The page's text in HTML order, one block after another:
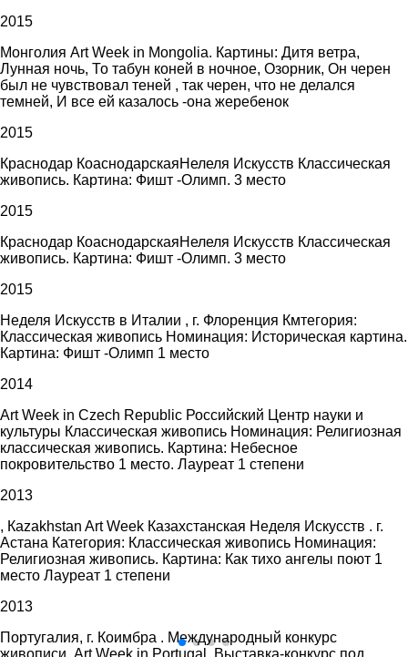
2015
Монголия Art Week in Mongolia. Картины: Дитя ветра,
Лунная ночь, То табун коней в ночное, Озорник, Он черен
был не чувствовал теней , так черен, что не делался
темней, И все ей казалось -она жеребенок
2015
Краснодар КоаснодарскаяНелеля Искусств Классическая
живопись. Картина: Фишт -Олимп. 3 место
2015
Краснодар КоаснодарскаяНелеля Искусств Классическая
живопись. Картина: Фишт -Олимп. 3 место
2015
Неделя Искусств в Италии , г. Флоренция Кмтегория:
Классическая живопись Номинация: Историческая картина.
Картина: Фишт -Олимп 1 место
2014
Art Week in Czech Republic Российский Центр науки и
культуры Классическая живопись Номинация: Религиозная
классическая живопись. Картина: Небесное
покровительство 1 место. Лауреат 1 степени
2013
, Каzakhstan Art Week Казахстанская Неделя Искусств . г.
Астана Категория: Классическая живопись Номинация:
Религиозная живопись. Картина: Как тихо ангелы поют 1
место Лауреат 1 степени
2013
Португалия, г. Коимбра . Международный конкурс